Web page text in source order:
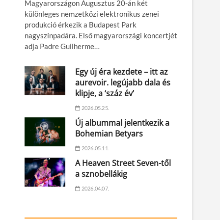
Magyarországon Augusztus 20-án két
különleges nemzetközi elektronikus zenei
produkció érkezik a Budapest Park
nagyszínpadára. Első magyarországi koncertjét
adja Padre Guilherme…
Egy új éra kezdete – itt az
aurevoir. legújabb dala és
klipje, a ‘száz év’
2026.05.25.
Új albummal jelentkezik a
Bohemian Betyars
2026.05.11.
A Heaven Street Seven-től
a sznobellákig
2026.04.07.